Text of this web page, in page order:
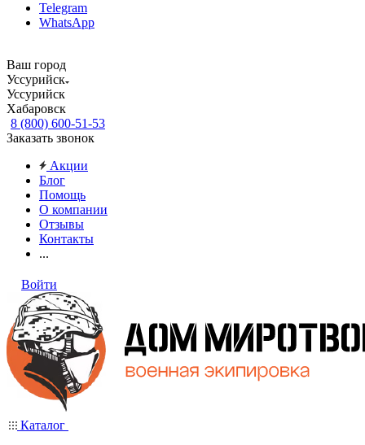
Telegram
WhatsApp
Ваш город
Уссурийск
Уссурийск
Хабаровск
8 (800) 600-51-53
Заказать звонок
Акции
Блог
Помощь
О компании
Отзывы
Контакты
...
Войти
Каталог